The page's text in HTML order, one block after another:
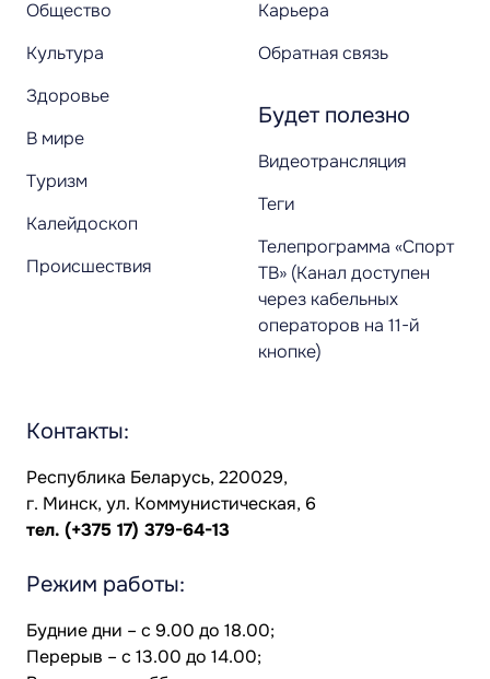
Общество
Культура
Здоровье
В мире
Туризм
Калейдоскоп
Происшествия
Карьера
Обратная связь
Будет полезно
Видеотрансляция
Теги
Телепрограмма «Спорт
ТВ» (Канал доступен
через кабельных
операторов на 11-й
кнопке)
Контакты:
Республика Беларусь, 220029,
г. Минск, ул. Коммунистическая, 6
тел. (+375 17) 379-64-13
Режим работы:
Будние дни – с 9.00 до 18.00;
Перерыв – с 13.00 до 14.00;